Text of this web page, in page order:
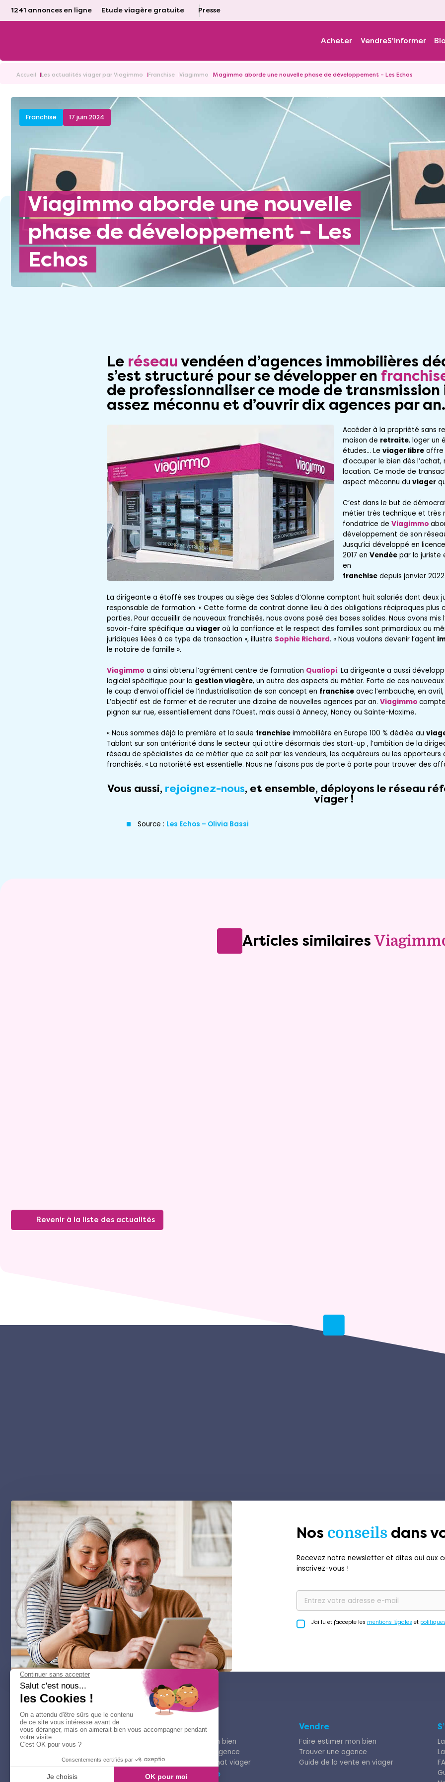
1241 annonces en ligne Etude viagère gratuite Presse
Acheter VendreS'informer
Accueil Les actualités viager par Viagimmo Franchise Viagimmo Viagimmo aborde une nouvelle phase de développement – Les Echos
Franchise 17 juin 2024
Viagimmo aborde une nouvelle
phase de développement – Les
Echos
Le réseau vendéen d’agences immobilières
s’est structuré pour se développer en
de professionnaliser ce mode de
assez méconnu et d’ouvrir dix agences par an.
Accéder à la propriété sans
maison de retraite, loger un
études… Le viager libreoffre
d’occuper le bien dès
location. Ce mode de
aspect méconnu du viager
C’est dans le but de
métier très technique et très
fondatrice de Viagimmo
développement de son
Jusqu’ici développé en
2017 en Vendéepar la juriste
en
franchisedepuis janvier
La dirigeante a étoffé ses troupes au siège des Sables d’Olonne comptant huit salariés dont deux
responsable de formation. « Cette forme de contrat donne lieu à des obligations réciproques plus
parties. Pour accueillir de nouveaux franchisés, nous avons posé des bases solides. Nous avons mis
savoir-faire spécifique au viageroù la confiance et le respect des familles sont primordiaux au
juridiques liées à ce type de transaction », illustre Sophie Richard. « Nous voulons devenir l’agent
le notaire de famille ».
Viagimmo a ainsi obtenu l’agrément centre de formation Qualiopi. La dirigeante a aussi
logiciel spécifique pour la gestion viagère, un autre des aspects du métier. Forte de ces
le coup d’envoi officiel de l’industrialisation de son concept en franchiseavec l’embauche, en
L’objectif est de former et de recruter une dizaine de nouvelles agences par an. Viagimmo
pignon sur rue, essentiellement dans l’Ouest, mais aussi à Annecy, Nancy ou Sainte-Maxime.
« Nous sommes déjà la première et la seule franchiseimmobilière en Europe 100 % dédiée au
Tablant sur son antériorité dans le secteur qui attire désormais des start-up , l’ambition de la
réseau de spécialistes de ce métier que ce soit par les vendeurs, les acquéreurs ou les
franchisés. « La notoriété est essentielle. Nous ne faisons pas de porte à porte pour trouver des
Vous aussi, rejoignez-nous, et ensemble, déployons le réseau
viager !
Source : Les Echos – Olivia Bassi
Articles similaires
Revenir à la liste des actualités
Nos conseils dans
Recevez notre newsletter et dites oui aux
inscrivez-vous !
J'ai lu et j'accepte les mentions légales et
Acheter
Rechercher un bien
Trouver une agence
Guide de l'achat viager
Nous suivre
Vendre
Faire estimer mon bien
Trouver une agence
Guide de la vente en viager